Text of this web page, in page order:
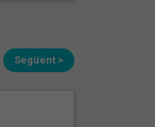
Següent >